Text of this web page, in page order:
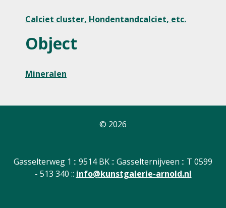
Calciet cluster, Hondentandcalciet, etc.
Object
Mineralen
© 2026
Gasselterweg 1 :: 9514 BK :: Gasselternijveen :: T 0599
- 513 340 :: info@kunstgalerie-arnold.nl